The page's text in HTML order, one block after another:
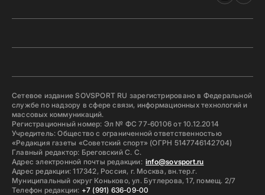
Сетевое издание SOVSPORT RU зарегистрировано в Федеральной
службе по надзору в сфере связи, информационных технологий и
массовых коммуникаций.
Регистрационный номер: Эл № ФС 77-60106 от 10.12.2014
Учредитель: Общество с ограниченной ответственностью
«Редакция газеты «Советский спорт» (ОГРН 5147746142704)
Главный редактор: Бреговский С. С.
Адрес электронной почты редакции: info@sovsport.ru
Адрес редакции: 117342, Россия, г. Москва, вн.тер.г.
Муниципальный округ Коньково, ул. Бутлерова, 17, помещ. 2/7
Телефон редакции: +7 (991) 636-09-00